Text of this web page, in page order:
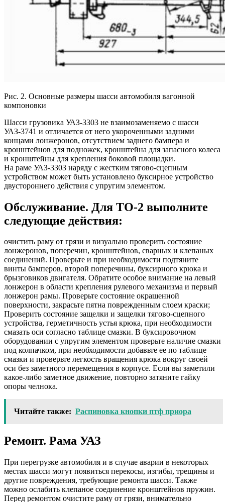
Рис. 2. Основные размеры шасси автомобиля вагонной
компоновки
Шасси грузовика УАЗ-3303 не взаимозаменяемо с шасси
УАЗ-3741 и отличается от него укороченными задними
концами лонжеронов, отсутствием заднего бампера и
кронштейнов для подножек, кронштейна для запасного колеса
и кронштейны для крепления боковой площадки.
На раме УАЗ-3303 наряду с жестким тягово-сцепным
устройством может быть установлено буксирное устройство
двустороннего действия с упругим элементом.
Обслуживание. Для ТО-2 выполните
следующие действия:
очистить раму от грязи и визуально проверить состояние
лонжеронов, поперечин, кронштейнов, сварных и клепаных
соединений. Проверьте и при необходимости подтяните
винты бамперов, второй поперечины, буксирного крюка и
брызговиков двигателя. Обратите особое внимание на левый
лонжерон в области крепления рулевого механизма и первый
лонжерон рамы. Проверьте состояние окрашенной
поверхности, закрасьте пятна поврежденным слоем краски;
Проверить состояние защелки и защелки тягово-сцепного
устройства, герметичность устья крюка, при необходимости
смазать оси согласно таблице смазки. В буксировочном
оборудовании с упругим элементом проверьте наличие смазки
под колпачком, при необходимости добавьте ее по таблице
смазки и проверьте легкость вращения крюка вокруг своей
оси без заметного перемещения в корпусе. Если вы заметили
какое-либо заметное движение, повторно затяните гайку
опоры челнока.
Читайте также: Распиновка кнопки птф приора
Ремонт. Рама УАЗ
При перегрузке автомобиля и в случае аварии в некоторых
местах шасси могут появиться перекосы, изгибы, трещины и
другие повреждения, требующие ремонта шасси. Также
можно ослабить клепаное соединение кронштейнов пружин.
Перед ремонтом очистите раму от грязи, внимательно